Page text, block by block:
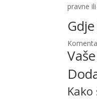
pravne